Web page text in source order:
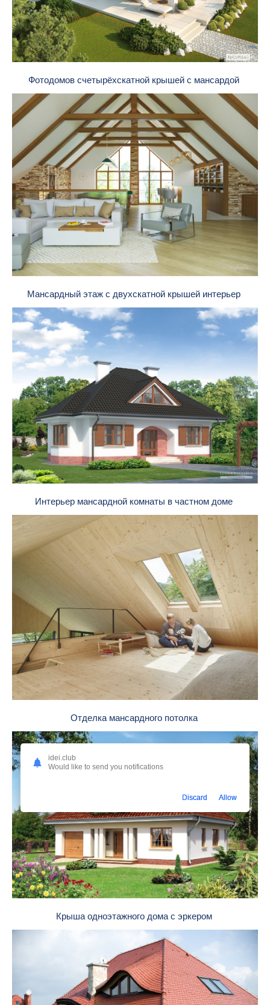
Фотодомов счетырёхскатной крышей с мансардой
Мансардный этаж с двухскатной крышей интерьер
Интерьер мансардной комнаты в частном доме
Отделка мансардного потолка
Крыша одноэтажного дома с эркером
idei.club
Would like to send you notifications
Discard Allow